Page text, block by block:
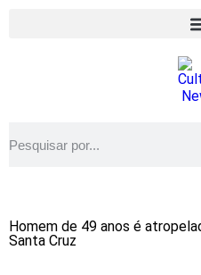
Homem de 49 anos é
Santa Cruz